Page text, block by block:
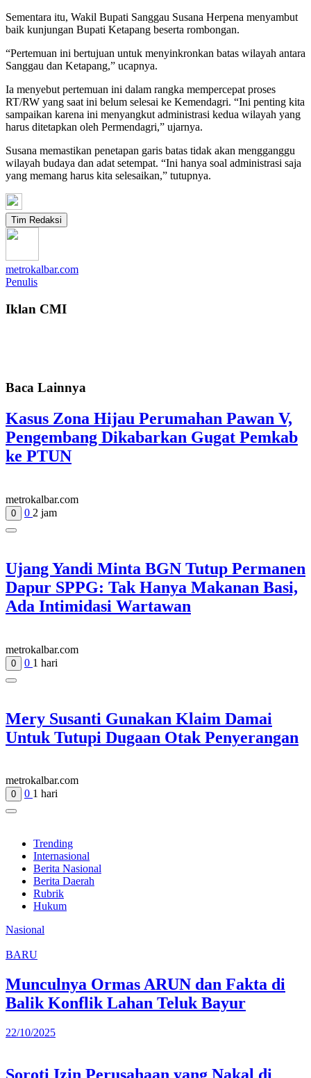
Sementara itu, Wakil Bupati Sanggau Susana Herpena menyambut
baik kunjungan Bupati Ketapang beserta rombongan.
“Pertemuan ini bertujuan untuk menyinkronkan batas wilayah antara
Sanggau dan Ketapang,” ucapnya.
Ia menyebut pertemuan ini dalam rangka mempercepat proses
RT/RW yang saat ini belum selesai ke Kemendagri. “Ini penting kita
sampaikan karena ini menyangkut administrasi kedua wilayah yang
harus ditetapkan oleh Permendagri,” ujarnya.
Susana memastikan penetapan garis batas tidak akan mengganggu
wilayah budaya dan adat setempat. “Ini hanya soal administrasi saja
yang memang harus kita selesaikan,” tutupnya.
Tim Redaksi
metrokalbar.com
Penulis
Iklan CMI
Baca Lainnya
Kasus Zona Hijau Perumahan Pawan V,
Pengembang Dikabarkan Gugat Pemkab
ke PTUN
metrokalbar.com
0 0 2 jam
Ujang Yandi Minta BGN Tutup Permanen
Dapur SPPG: Tak Hanya Makanan Basi,
Ada Intimidasi Wartawan
metrokalbar.com
0 0 1 hari
Mery Susanti Gunakan Klaim Damai
Untuk Tutupi Dugaan Otak Penyerangan
metrokalbar.com
0 0 1 hari
Trending
Internasional
Berita Nasional
Berita Daerah
Rubrik
Hukum
Nasional
BARU
Munculnya Ormas ARUN dan Fakta di
Balik Konflik Lahan Teluk Bayur
22/10/2025